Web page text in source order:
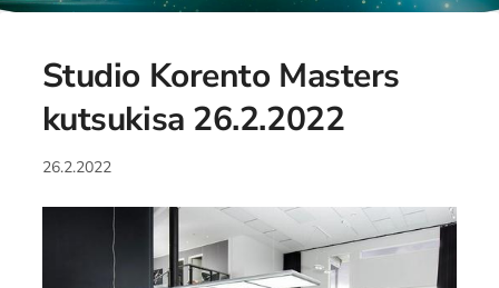
Studio Korento Masters
kutsukisa 26.2.2022
26.2.2022